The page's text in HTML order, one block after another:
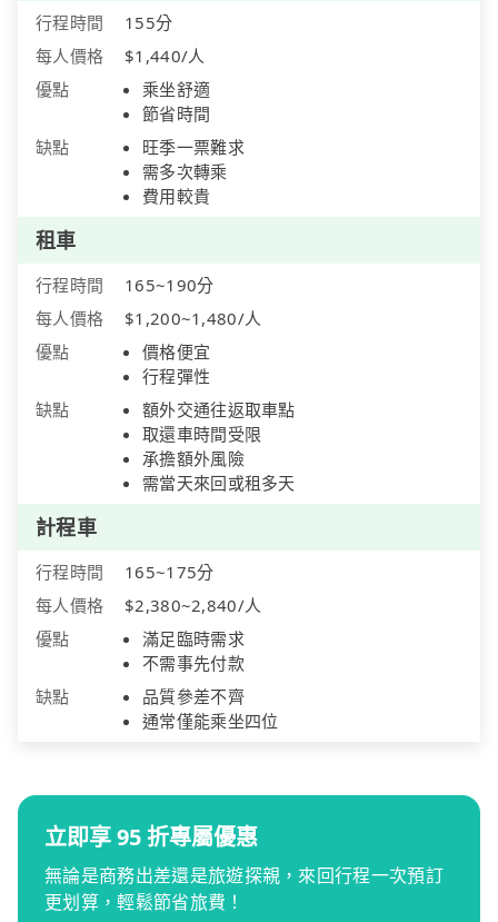
行程時間
155分
每人價格
$1,440/人
優點
乘坐舒適
節省時間
缺點
旺季一票難求
需多次轉乘
費用較貴
租車
行程時間
165~190分
每人價格
$1,200~1,480/人
優點
價格便宜
行程彈性
缺點
額外交通往返取車點
取還車時間受限
承擔額外風險
需當天來回或租多天
計程車
行程時間
165~175分
每人價格
$2,380~2,840/人
優點
滿足臨時需求
不需事先付款
缺點
品質參差不齊
通常僅能乘坐四位
立即享 95 折專屬優惠
無論是商務出差還是旅遊探親，來回行程一次預訂
更划算，輕鬆節省旅費！